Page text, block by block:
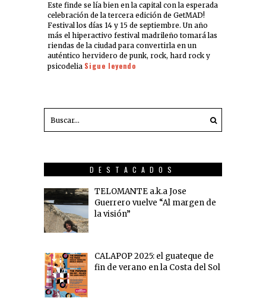
Este finde se lía bien en la capital con la esperada
celebración de la tercera edición de GetMAD!
Festival los días 14 y 15 de septiembre. Un año
más el hiperactivo festival madrileño tomará las
riendas de la ciudad para convertirla en un
auténtico hervidero de punk, rock, hard rock y
psicodelia Sigue leyendo
DESTACADOS
TELOMANTE a.k.a Jose
Guerrero vuelve “Al margen de
la visión”
CALAPOP 2025: el guateque de
fin de verano en la Costa del Sol